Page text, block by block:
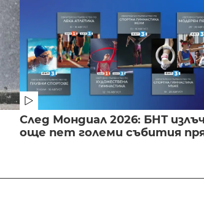
След Мондиал 2026: БНТ
още пет големи събития